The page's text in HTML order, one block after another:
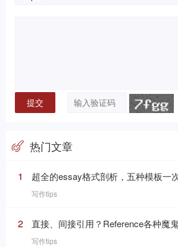
热门文章
1 超全的essay格式剖析，五种模板一次搞定
写作tips
2 直接、间接引用？Reference各种魔
写作tips